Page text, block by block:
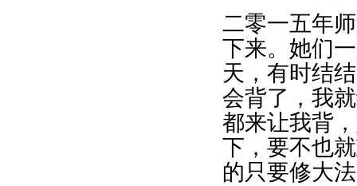
二零一五年
下来。她们
天，有时结
会背了，我
都来让我背
下，要不也
的只要修大